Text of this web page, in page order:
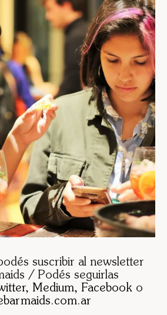
suscribir al newsletter
/ Podés seguirlas
, Medium, Facebook o